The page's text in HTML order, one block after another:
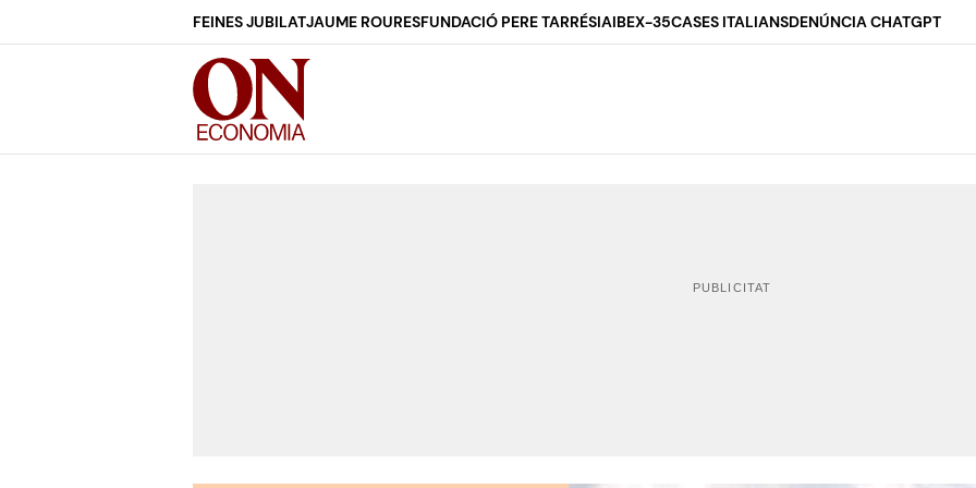
FEINES JUBILATJAUME ROURESFUNDACIÓ PERE TARRÉSIAIBEX-35CASES ITALIANSDENÚNCIA CHATGPT